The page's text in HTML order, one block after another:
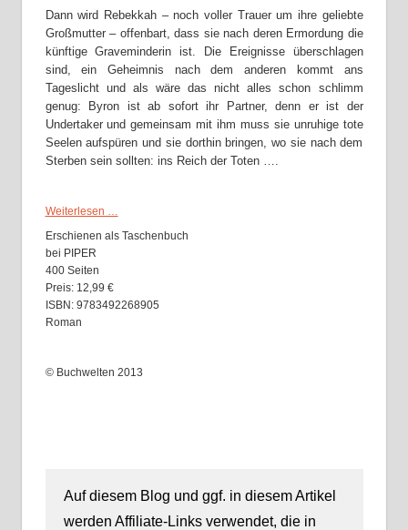
Dann wird Rebekkah – noch voller Trauer um ihre geliebte
Großmutter – offenbart, dass sie nach deren Ermordung die
künftige Graveminderin ist. Die Ereignisse überschlagen
sind, ein Geheimnis nach dem anderen kommt ans
Tageslicht und als wäre das nicht alles schon schlimm
genug: Byron ist ab sofort ihr Partner, denn er ist der
Undertaker und gemeinsam mit ihm muss sie unruhige tote
Seelen aufspüren und sie dorthin bringen, wo sie nach dem
Sterben sein sollten: ins Reich der Toten ….
Weiterlesen …
Erschienen als Taschenbuch
bei PIPER
400 Seiten
Preis: 12,99 €
ISBN: 9783492268905
Roman
© Buchwelten 2013
Auf diesem Blog und ggf. in diesem Artikel
werden Affiliate-Links verwendet, die in